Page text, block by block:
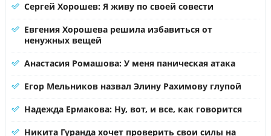
Сергей Хорошев: Я живу по своей совести
Евгения Хорошева решила избавиться от
ненужных вещей
Анастасия Ромашова: У меня паническая атака
Егор Мельников назвал Элину Рахимову глупой
Надежда Ермакова: Ну, вот, и все, как говорится
Никита Гуранда хочет проверить свои силы на